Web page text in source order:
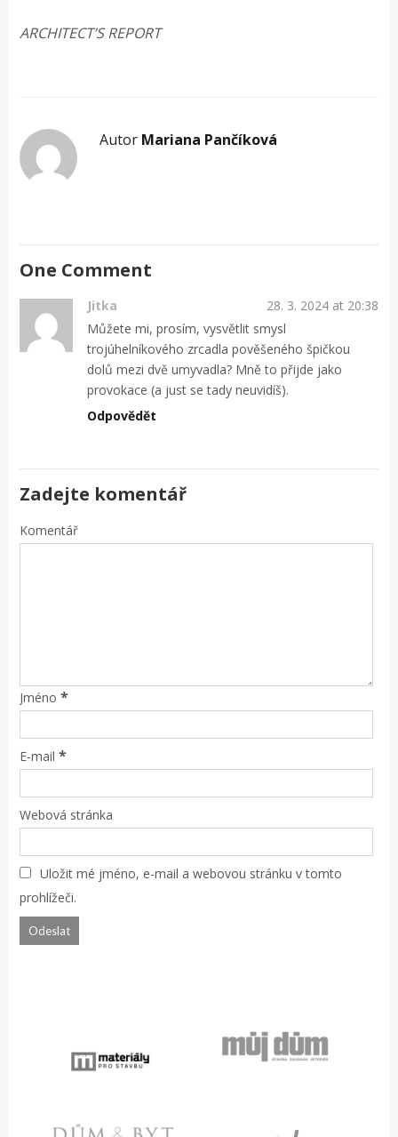
ARCHITECT’S REPORT
Autor Mariana Pančíková
One Comment
Jitka
28. 3. 2024 at 20:38
Můžete mi, prosím, vysvětlit smysl
trojúhelníkového zrcadla pověšeného špičkou
dolů mezi dvě umyvadla? Mně to přijde jako
provokace (a just se tady neuvidíš).
Odpovědět
Zadejte komentář
Komentář
Jméno *
E-mail *
Webová stránka
Uložit mé jméno, e-mail a webovou stránku v tomto
prohlížeči.